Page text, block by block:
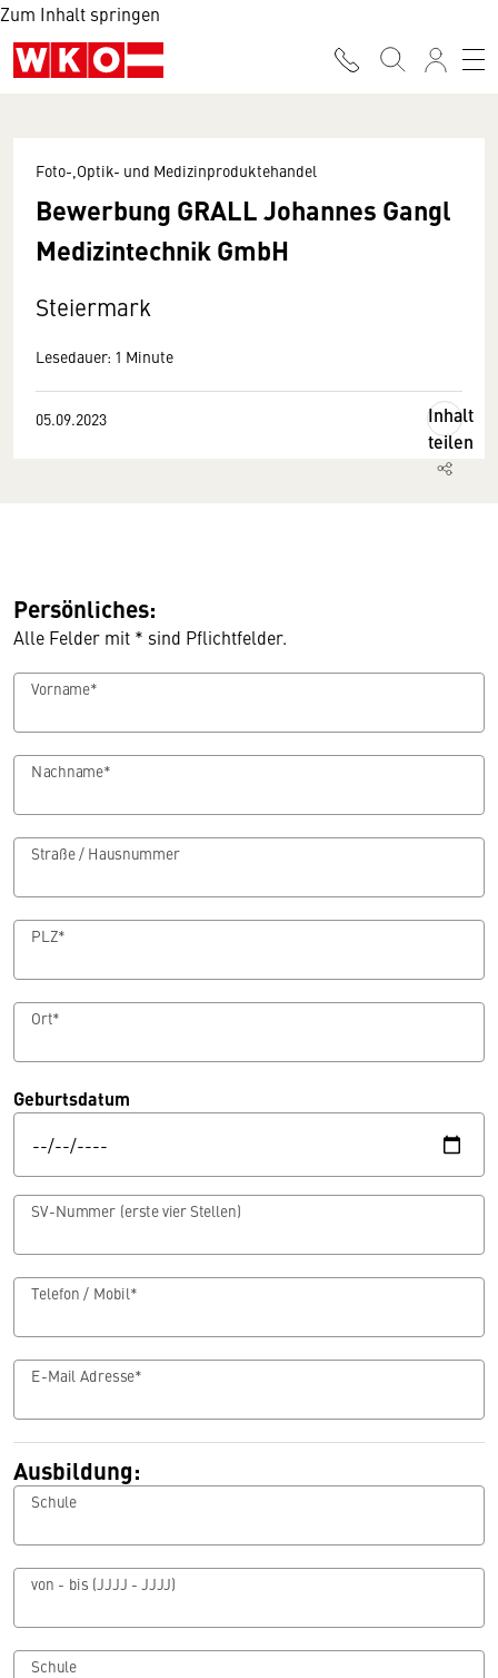
Zum Inhalt springen
Foto-,Optik- und Medizinproduktehandel
Bewerbung GRALL Johannes Gangl
Medizintechnik GmbH
Steiermark
Lesedauer: 1 Minute
05.09.2023
Inhalt
teilen
Persönliches:
Alle Felder mit * sind Pflichtfelder.
Vorname*
Nachname*
Straße / Hausnummer
PLZ*
Ort*
Geburtsdatum
SV-Nummer (erste vier Stellen)
Telefon / Mobil*
E-Mail Adresse*
Ausbildung:
Schule
von - bis (JJJJ - JJJJ)
Schule